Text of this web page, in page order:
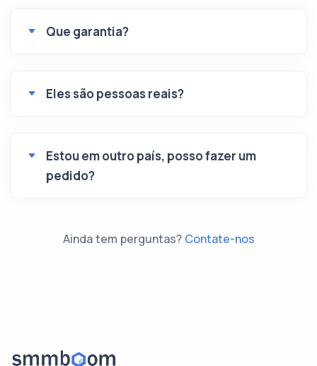
Que garantia?
Eles são pessoas reais?
Estou em outro país, posso fazer um
pedido?
Ainda tem perguntas? Contate-nos